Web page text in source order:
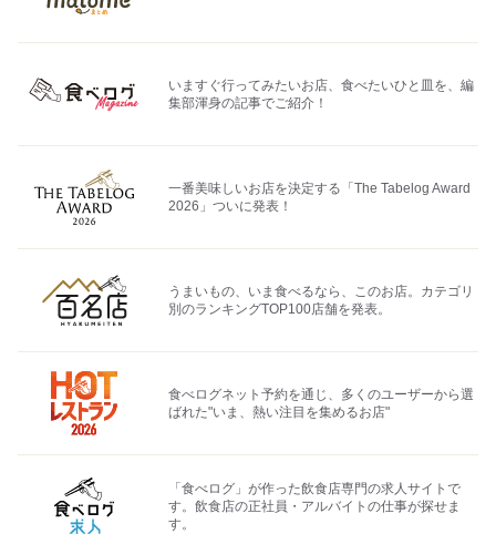
いますぐ行ってみたいお店、食べたいひと皿を、編
集部渾身の記事でご紹介！
一番美味しいお店を決定する「The Tabelog Award
2026」ついに発表！
うまいもの、いま食べるなら、このお店。カテゴリ
別のランキングTOP100店舗を発表。
食べログネット予約を通じ、多くのユーザーから選
ばれた"いま、熱い注目を集めるお店"
「食べログ」が作った飲食店専門の求人サイトで
す。飲食店の正社員・アルバイトの仕事が探せま
す。